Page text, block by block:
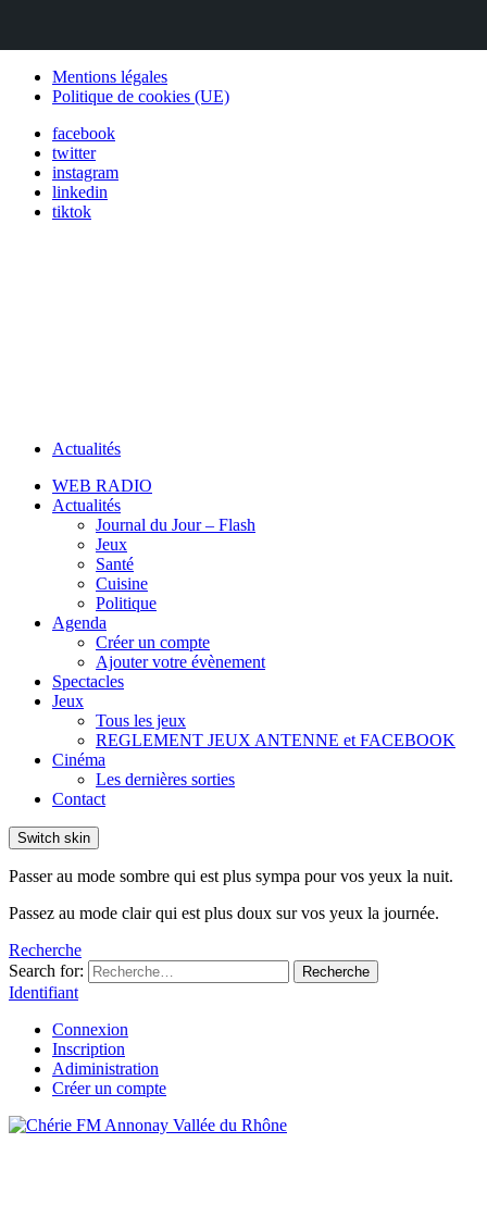
Mentions légales
Politique de cookies (UE)
facebook
twitter
instagram
linkedin
tiktok
Actualités
WEB RADIO
Actualités
Journal du Jour – Flash
Jeux
Santé
Cuisine
Politique
Agenda
Créer un compte
Ajouter votre évènement
Spectacles
Jeux
Tous les jeux
REGLEMENT JEUX ANTENNE et FACEBOOK
Cinéma
Les dernières sorties
Contact
Switch skin
Passer au mode sombre qui est plus sympa pour vos yeux la nuit.
Passez au mode clair qui est plus doux sur vos yeux la journée.
Recherche
Search for:
Recherche
Identifiant
Connexion
Inscription
Adiministration
Créer un compte